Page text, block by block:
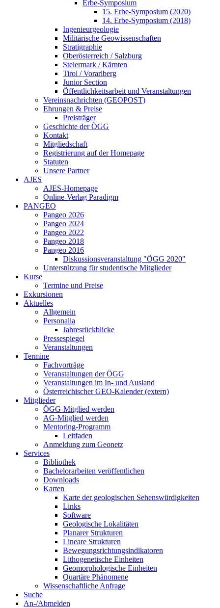
Erbe-Symposium
15. Erbe-Symposium (2020)
14. Erbe-Symposium (2018)
Ingenieurgeologie
Militärische Geowissenschaften
Stratigraphie
Oberösterreich / Salzburg
Steiermark / Kärnten
Tirol / Vorarlberg
Junior Section
Öffentlichkeitsarbeit und Veranstaltungen
Vereinsnachrichten (GEOPOST)
Ehrungen & Preise
Preisträger
Geschichte der ÖGG
Kontakt
Mitgliedschaft
Registrierung auf der Homepage
Statuten
Unsere Partner
AJES
AJES-Homepage
Online-Verlag Paradigm
PANGEO
Pangeo 2026
Pangeo 2024
Pangeo 2022
Pangeo 2018
Pangeo 2016
Diskussionsveranstaltung "ÖGG 2020"
Unterstützung für studentische Mitglieder
Kurse
Termine und Preise
Exkursionen
Aktuelles
Allgemein
Personalia
Jahresrückblicke
Pressespiegel
Veranstaltungen
Termine
Fachvorträge
Veranstaltungen der ÖGG
Veranstaltungen im In- und Ausland
Österreichischer GEO-Kalender (extern)
Mitglieder
ÖGG-Mitglied werden
AG-Mitglied werden
Mentoring-Programm
Leitfaden
Anmeldung zum Geonetz
Services
Bibliothek
Bachelorarbeiten veröffentlichen
Downloads
Karten
Karte der geologischen Sehenswürdigkeiten
Links
Software
Geologische Lokalitäten
Planarer Strukturen
Lineare Strukturen
Bewegungsrichtungsindikatoren
Lithogenetische Einheiten
Geomorphologische Einheiten
Quartäre Phänomene
Wissenschaftliche Anfrage
Suche
An-/Abmelden